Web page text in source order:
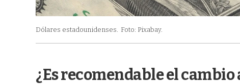
Dólares estadounidenses. Foto: Pixabay.
¿Es recomendable el cambio